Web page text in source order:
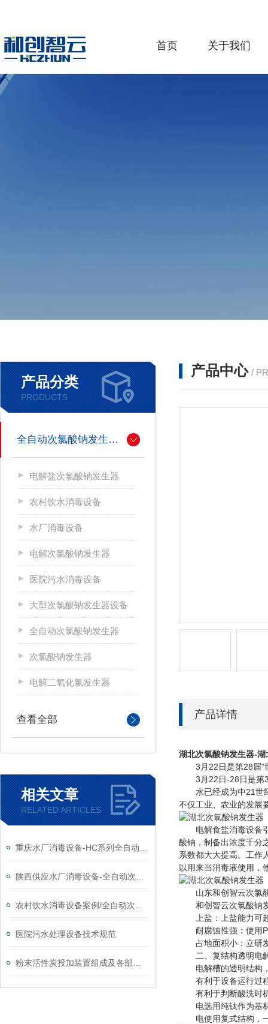
首页 关于我们
产品分类
PRODUCTS
全自动次氯酸钠发生器厂家
电解盐次氯酸钠发生器
农村饮水消毒设备
水厂消毒设备
电解次氯酸钠发生器
医院污水消毒设备
大型次氯酸钠发生器设备
全自动次氯酸钠发生器
次氯酸钠发生器
电解二氧化氯发生器
查看全部
相关文章
RELATED ARTICLES
医院污水处理设备技术规范
产品中心 /
产品详情
湖北次氯酸钠发生器-
3月22日是第28届“
3月22日-28日是第33
水已经成为中21世纪
不仅工业、农业的发展
电解食盐消毒设备引
酸钠，制备出浓度千分
系数都大大提高。工作
以用来当消毒液使用，
山东和创智云次氯酸
和创智云次氯酸钠
上盐：上盐能力可
耐腐蚀性强：使用
占地面积小：立研发
二、复结构透明电
电解槽的透明结构，
有利于设备运行过程
有利于判断酸洗时机
电选用纯钛作为基材
电使用复式结构，一